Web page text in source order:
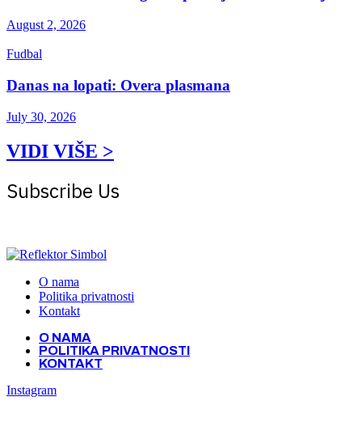
August 2, 2026
Fudbal
Danas na lopati: Overa plasmana
July 30, 2026
VIDI VIŠE >
Subscribe Us
O nama
Politika privatnosti
Kontakt
O NAMA
POLITIKA PRIVATNOSTI
KONTAKT
Instagram